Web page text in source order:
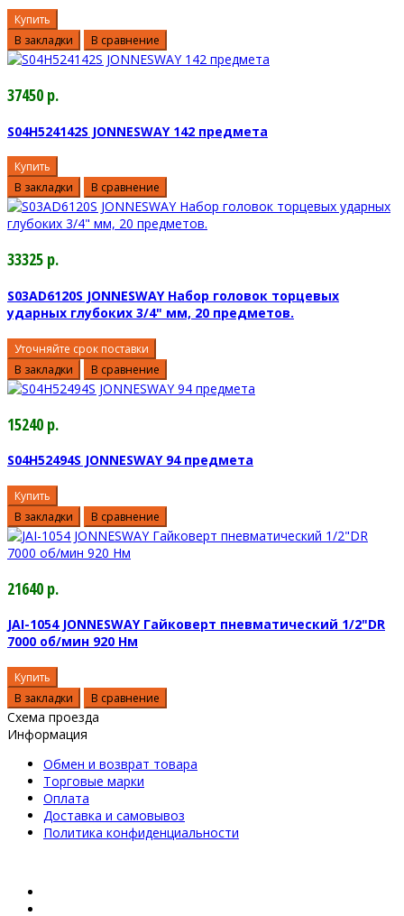
Купить
В закладки
В сравнение
37450 р.
S04H524142S JONNESWAY 142 предмета
Купить
В закладки
В сравнение
33325 р.
S03AD6120S JONNESWAY Набор головок торцевых
ударных глубоких 3/4" мм, 20 предметов.
Уточняйте срок поставки
В закладки
В сравнение
15240 р.
S04H52494S JONNESWAY 94 предмета
Купить
В закладки
В сравнение
21640 р.
JAI-1054 JONNESWAY Гайковерт пневматический 1/2"DR
7000 об/мин 920 Нм
Купить
В закладки
В сравнение
Схема проезда
Информация
Обмен и возврат товара
Торговые марки
Оплата
Доставка и самовывоз
Политика конфиденциальности